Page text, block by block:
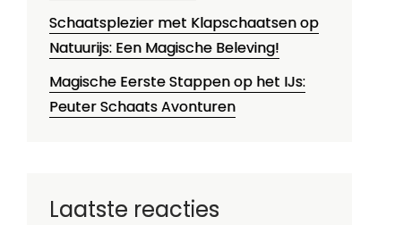
Schaatsplezier met Klapschaatsen op
Natuurijs: Een Magische Beleving!
Magische Eerste Stappen op het IJs:
Peuter Schaats Avonturen
Laatste reacties